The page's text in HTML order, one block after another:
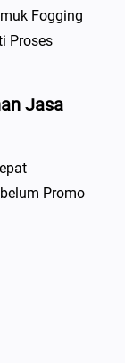
Fogging
Proses
Jasa
Promo